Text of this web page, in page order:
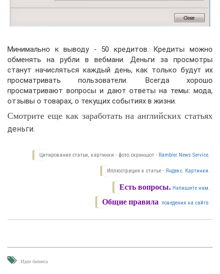
Минимально к выводу - 50 кредитов. Кредиты можно
обменять на рубли в вебмани. Деньги за просмотры
станут начисляться каждый день, как только будут их
просматривать пользователи. Всегда хорошо
просматривают вопросы и дают ответы на темы: мода,
отзывы о товарах, о текущих событиях в жизни.
Смотрите еще как заработать на английских статьях
деньги.
Цитирование статьи, картинки - фото скриншот - Rambler News Service.
Иллюстрация к статье - Яндекс. Картинки.
Есть вопросы. Напишите нам.
Общие правила поведения на сайте.
Идеи бизнеса